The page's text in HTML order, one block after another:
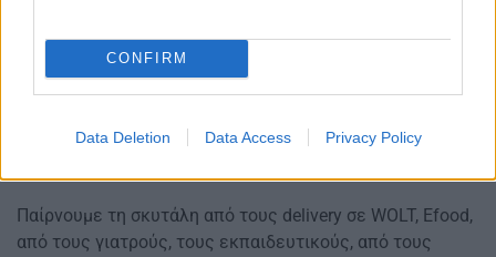
CONFIRM
Data Deletion Data Access Privacy Policy
να μη συγχωνευτούν τμήματα με 28+ μαθητές, να
παρθούν πίσω άδικες αποβολές. Έτσι θα συνεχίσουμε!
που στριμώχνουν την κυβέρνηση και δείχνουν τη δύναμή
Παίρνουμε τη σκυτάλη από τους delivery σε WOLT, Efood,
από τους γιατρούς, τους εκπαιδευτικούς, από τους